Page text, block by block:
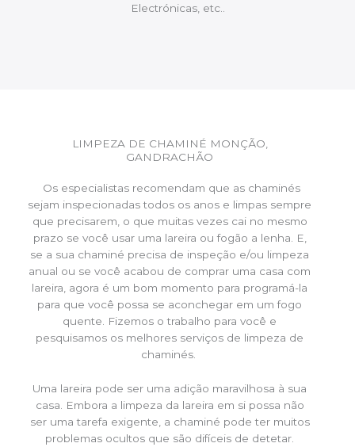
Electrónicas, etc..
LIMPEZA DE CHAMINÉ MONÇÃO,
GANDRACHÃO
Os especialistas recomendam que as chaminés
sejam inspecionadas todos os anos e limpas sempre
que precisarem, o que muitas vezes cai no mesmo
prazo se você usar uma lareira ou fogão a lenha. E,
se a sua chaminé precisa de inspeção e/ou limpeza
anual ou se você acabou de comprar uma casa com
lareira, agora é um bom momento para programá-la
para que você possa se aconchegar em um fogo
quente. Fizemos o trabalho para você e
pesquisamos os melhores serviços de limpeza de
chaminés.
Uma lareira pode ser uma adição maravilhosa à sua
casa. Embora a limpeza da lareira em si possa não
ser uma tarefa exigente, a chaminé pode ter muitos
problemas ocultos que são difíceis de detetar.